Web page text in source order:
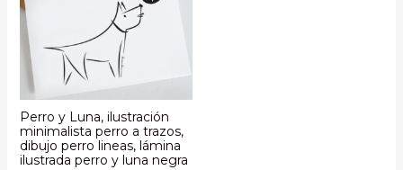
Perro y Luna, ilustración
minimalista perro a trazos,
dibujo perro lineas, lámina
ilustrada perro y luna negra